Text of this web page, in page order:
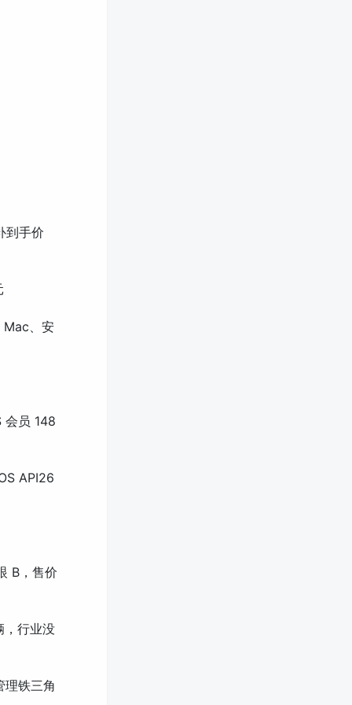
到手价
Mac、安
会员 148
API26
B，售价
，行业没
理铁三角